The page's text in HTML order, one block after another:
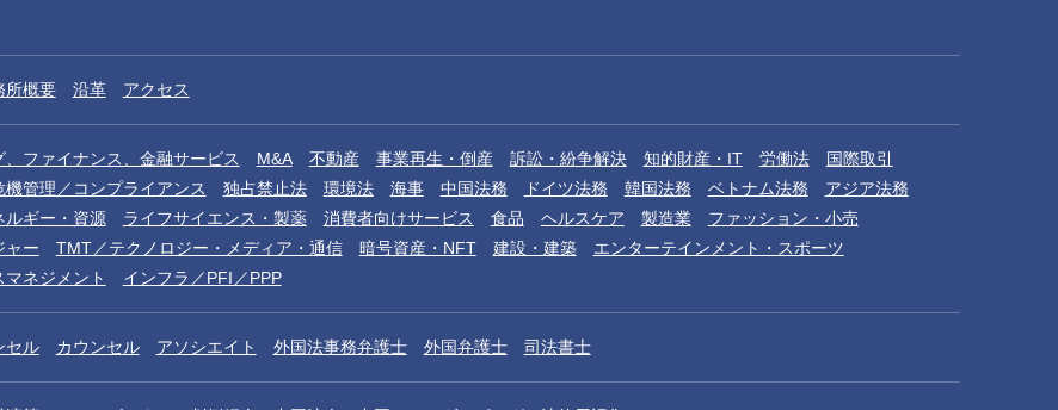
所概要 沿革 アクセス
、ファイナンス、金融サービス M&A 不動産 事業再生・倒産 訴訟・紛争解決 知的財産・IT 労働法
国際取引
機管理／コンプライアンス 独占禁止法 環境法 海事 中国法務 ドイツ法務 韓国法務 ベトナム法務
アジア法務
ルギー・資源 ライフサイエンス・製薬 消費者向けサービス 食品 ヘルスケア 製造業
ファッション・小売
ャー TMT／テクノロジー・メディア・通信 暗号資産・NFT 建設・建築
エンターテインメント・スポーツ
ネジメント
インフラ／PFI／PPP
セル カウンセル アソシエイト 外国法事務弁護士 外国弁護士 司法書士